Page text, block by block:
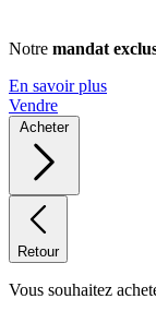
Notre mandat
En savoir plus
Vendre
Acheter
Retour
Vous souhaitez